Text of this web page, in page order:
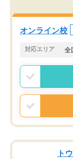
オンライン校
対応エリア 全
ト